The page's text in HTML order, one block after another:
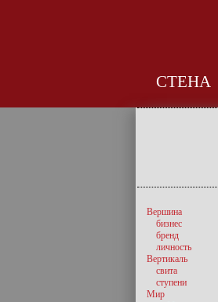
СТЕНА
Вершина
бизнес
бренд
личность
Вертикаль
свита
ступени
Мир